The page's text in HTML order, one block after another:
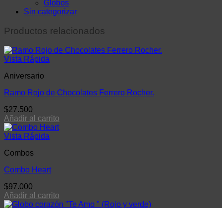
Globos
Sin categorizar
Productos relacionados
Vista Rápida
Aniversario
Ramo Rojo de Chocolates Ferrero Rocher.
$27.500
Añadir al carrito
Vista Rápida
Combos
Combo Heart
$97.000
Añadir al carrito